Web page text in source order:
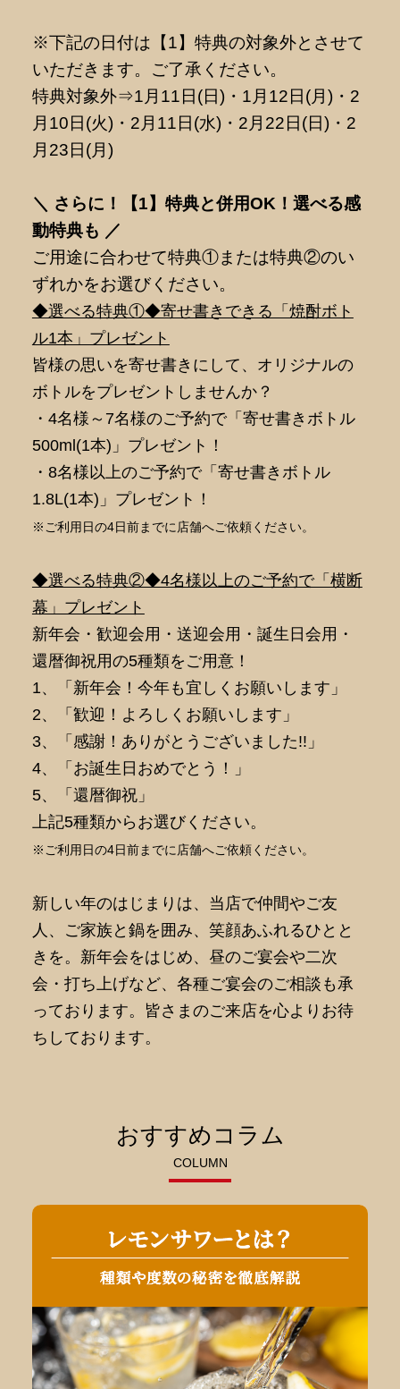
※下記の日付は【1】特典の対象外とさせて
いただきます。ご了承ください。
特典対象外⇒1月11日(日)・1月12日(月)・2
月10日(火)・2月11日(水)・2月22日(日)・2
月23日(月)
＼ さらに！【1】特典と併用OK！選べる感
動特典も ／
ご用途に合わせて特典①または特典②のい
ずれかをお選びください。
◆選べる特典①◆寄せ書きできる「焼酎ボト
ル1本」プレゼント
皆様の思いを寄せ書きにして、オリジナルの
ボトルをプレゼントしませんか？
・4名様～7名様のご予約で「寄せ書きボトル
500ml(1本)」プレゼント！
・8名様以上のご予約で「寄せ書きボトル
1.8L(1本)」プレゼント！
※ご利用日の4日前までに店舗へご依頼ください。
◆選べる特典②◆4名様以上のご予約で「横断
幕」プレゼント
新年会・歓迎会用・送迎会用・誕生日会用・
還暦御祝用の5種類をご用意！
1、「新年会！今年も宜しくお願いします」
2、「歓迎！よろしくお願いします」
3、「感謝！ありがとうございました!!」
4、「お誕生日おめでとう！」
5、「還暦御祝」
上記5種類からお選びください。
※ご利用日の4日前までに店舗へご依頼ください。
新しい年のはじまりは、当店で仲間やご友
人、ご家族と鍋を囲み、笑顔あふれるひとと
きを。新年会をはじめ、昼のご宴会や二次
会・打ち上げなど、各種ご宴会のご相談も承
っております。皆さまのご来店を心よりお待
ちしております。
おすすめコラム
COLUMN